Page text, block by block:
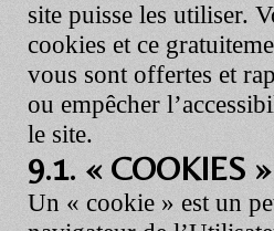
site puisse les utiliser.
cookies et ce
vous sont offertes et
ou empêcher
le site.
9.1. « COOKIES »
Un « cookie » est un